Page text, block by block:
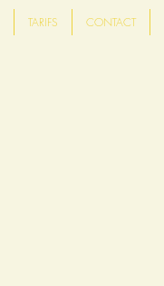
TARIFS CONTACT